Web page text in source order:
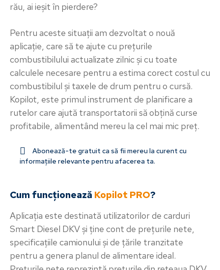
rău, ai ieșit în pierdere?
Pentru aceste situații am dezvoltat o nouă
aplicație, care să te ajute cu prețurile
combustibilului actualizate zilnic și cu toate
calculele necesare pentru a estima corect costul cu
combustibilul și taxele de drum pentru o cursă.
Kopilot, este primul instrument de planificare a
rutelor care ajută transportatorii să obțină curse
profitabile, alimentând mereu la cel mai mic preț.
Abonează-te gratuit ca să fii mereu la curent cu
informațiile relevante pentru afacerea ta.
Cum funcționează Kopilot PRO?
Aplicația este destinată utilizatorilor de carduri
Smart Diesel DKV și ține cont de prețurile nete,
specificațiile camionului și de țările tranzitate
pentru a genera planul de alimentare ideal.